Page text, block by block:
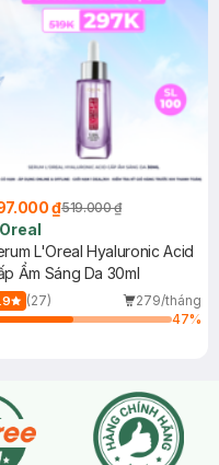
₫519.000 ₫
L'Oreal Hyaluronic Acid
Ẩm Sáng Da 30ml
(27)
279/tháng
47%